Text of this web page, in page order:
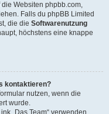
die Websiten phpbb.com,
Falls du phpBB Limited
die die Softwarenutzung
höchstens eine knappe
kontaktieren?
nutzen, wenn die
wurde.
„Das Team“ verwenden.